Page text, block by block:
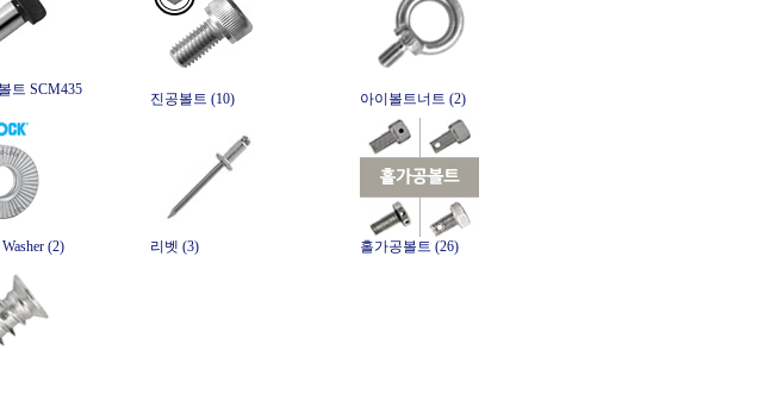
트 SCM435
진공볼트 (10) 아이볼트너트 (2)
(2) 리벳 (3) 홀가공볼트 (26)